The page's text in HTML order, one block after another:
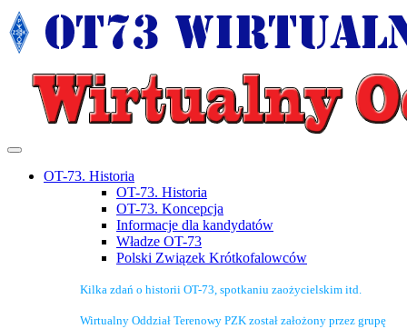
OT-73. Historia
OT-73. Historia
OT-73. Koncepcja
Informacje dla kandydatów
Władze OT-73
Polski Związek Krótkofalowców
Kilka zdań o historii OT-73, spotkaniu zaożycielskim itd.
Wirtualny Oddział Terenowy PZK został założony przez grupę